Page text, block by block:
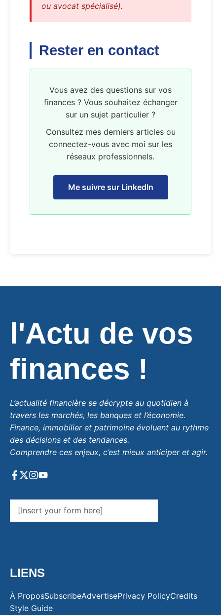
ou avocat spécialisé).
Rester en contact
Vous avez des questions sur vos
finances ? Vous souhaitez échanger
sur un sujet particulier ?
Consultez mes derniers articles ou
connectez-vous avec moi sur les
réseaux professionnels.
Me suivre sur LinkedIn
l'Actu de vos
finances !
L’actualité financière se décrypte au quotidien à
travers les marchés, les banques et l’économie.
Finance, immobilier et patrimoine évoluent au rythme
des décisions et des tendances.
Comprendre ces enjeux, c’est mieux anticiper et agir.
[Insert your form here]
LIENS
À ProposSubscribeAdvertisePrivacy PolicyCredits
Style Guide